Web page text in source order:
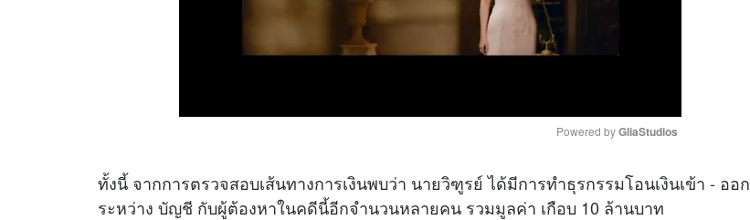
M
u
Powered by GliaStudios
ทั้งนี้ จากการตรวจสอบเส้นทางการเงินพบว่า นายวิฑูรย์ ได้มีการทำธุรกรรมโอนเงินเข้า - ออก
ระหว่าง บัญชี กับผู้ต้องหาในคดีนี้อีกจำนวนหลายคน รวมมูลค่า เกือบ 10 ล้านบาท